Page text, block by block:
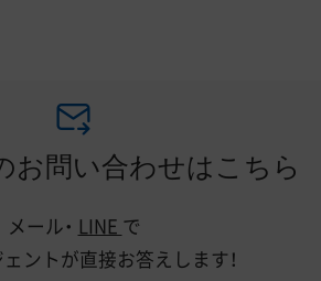
お問い合わせはこちら
メール・ LINE で
ントが直接お答えします！